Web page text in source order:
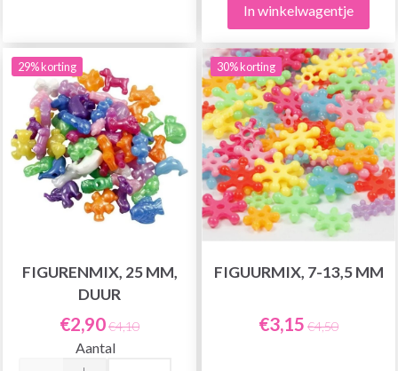
In winkelwagentje
29% korting
FIGURENMIX, 25 MM,
DUUR
€2,90€4,10
Aantal
30% korting
FIGUURMIX, 7-13,5 MM
€3,15 €4,50